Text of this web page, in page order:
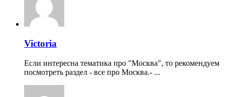
Victoria
Если интересна тематика про "Москва", то рекомендуем
посмотреть раздел - все про Москва.- ...